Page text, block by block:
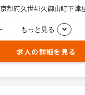
京都府久世郡久御山町下津
もっと見る
求人の詳細を見る